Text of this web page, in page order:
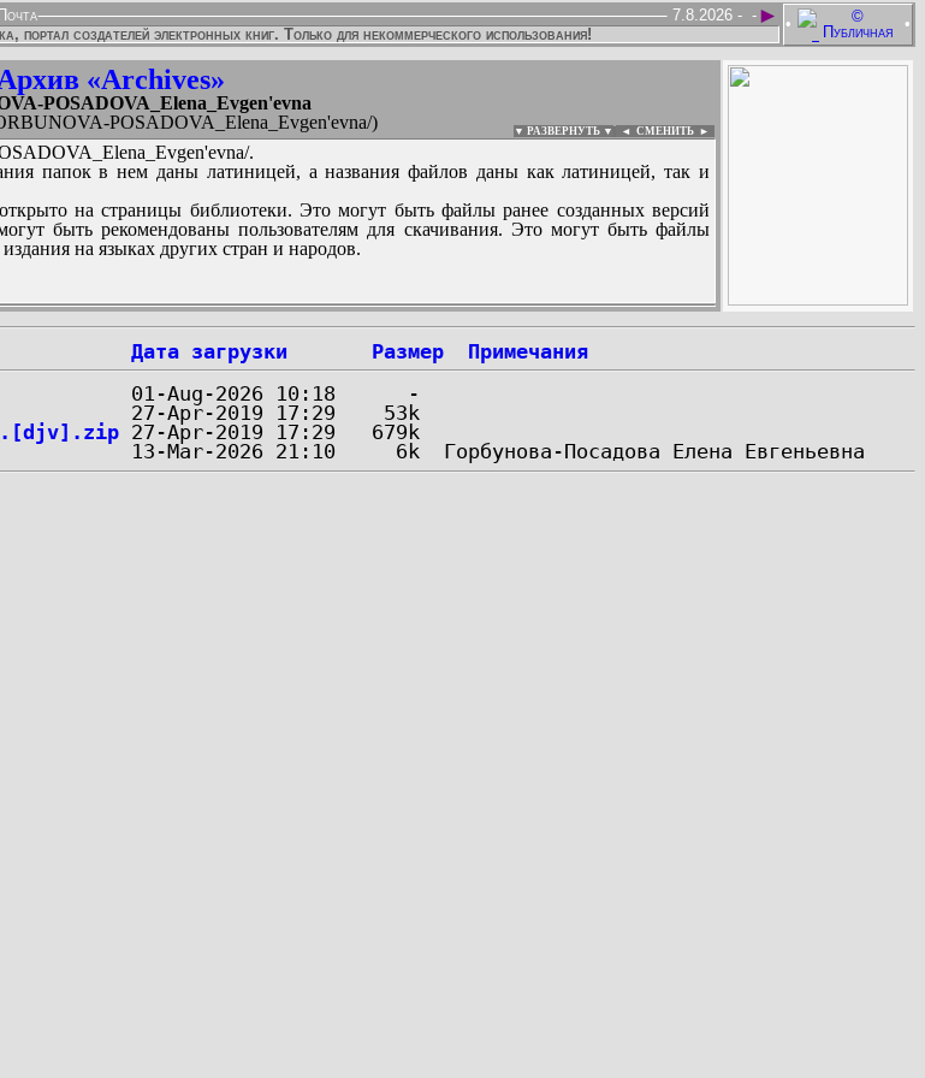
• •
►
Почта -
7.8.2026 -
портал создателей электронных книг. Только для некоммерческого использования!
«Archives»
POSADOVA_Elena_Evgen'evna
POSADOVA_Elena_Evgen'evna/)
▼ РАЗВЕРНУТЬ ▼ ◄ СМЕНИТЬ ►
.
папок в нем даны латиницей, а названия файлов даны как латиницей, так и
на страницы библиотеки. Это могут быть файлы ранее созданных версий
быть рекомендованы пользователям для скачивания. Это могут быть файлы
на языках других стран и народов.
:
Дата загрузки Размер
Примечания